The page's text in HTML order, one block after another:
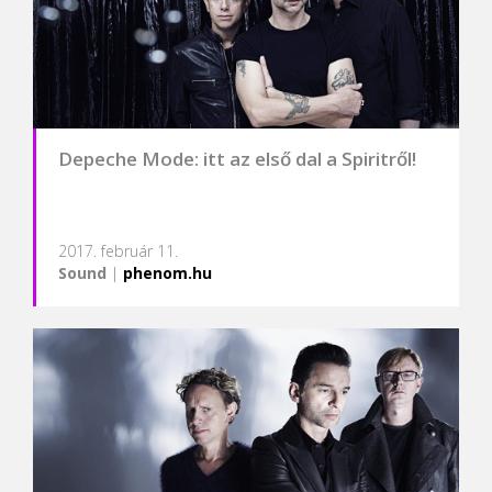
Depeche Mode: itt az első dal a Spiritről!
2017. február 11.
Sound | phenom.hu